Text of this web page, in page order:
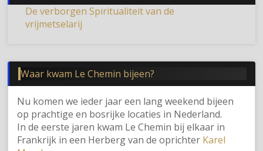
De verborgen Spiritualiteit van de
vrijmetselarij
Waar kwam Le Chemin bijeen?
Nu komen we ieder jaar een lang weekend bijeen
op prachtige en bosrijke locaties in Nederland.
In de eerste jaren kwam Le Chemin bij elkaar in
Frankrijk in een Herberg van de oprichter Karel